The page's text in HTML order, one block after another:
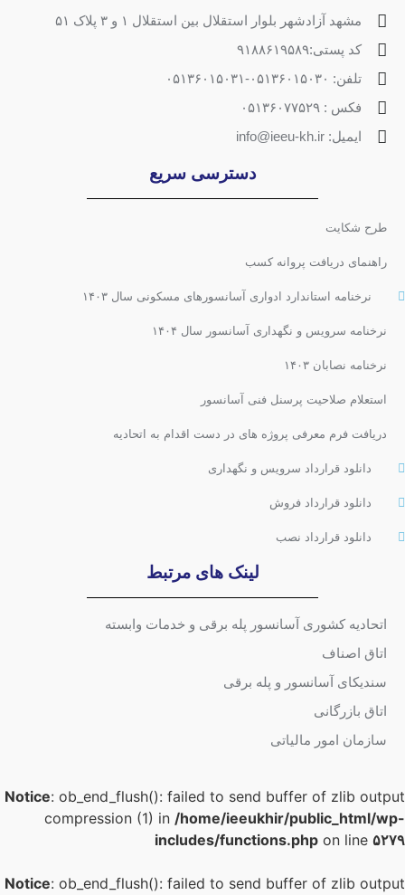
مشهد آزادشهر بلوار استقلال بین استقلال ۱ و ۳ پلاک ۵۱
کد پستی:۹۱۸۸۶۱۹۵۸۹
تلفن: ۰۵۱۳۶۰۱۵۰۳۰-۰۵۱۳۶۰۱۵۰۳۱
فکس : ۰۵۱۳۶۰۷۷۵۲۹
ایمیل: info@ieeu-kh.ir
دسترسی سریع
طرح شکایت
راهنمای دریافت پروانه کسب
نرخنامه استاندارد ادواری آسانسورهای مسکونی سال ۱۴۰۳
نرخنامه سرویس و نگهداری آسانسور سال ۱۴۰۴
نرخنامه نصابان ۱۴۰۳
استعلام صلاحیت پرسنل فنی آسانسور
دریافت فرم معرفی پروژه های در دست اقدام به اتحادیه
دانلود قرارداد سرویس و نگهداری
دانلود قرارداد فروش
دانلود قرارداد نصب
لینک های مرتبط
اتحادیه کشوری آسانسور پله برقی و خدمات وابسته
اتاق اصناف
سندیکای آسانسور و پله برقی
اتاق بازرگانی
سازمان امور مالیاتی
Notice : ob_end_flush(): failed to send buffer of zlib
compression (1) in/home/ieeukhir/public_html/
includes/functions.phpon line
Notice : ob_end_flush(): failed to send buffer of zlib